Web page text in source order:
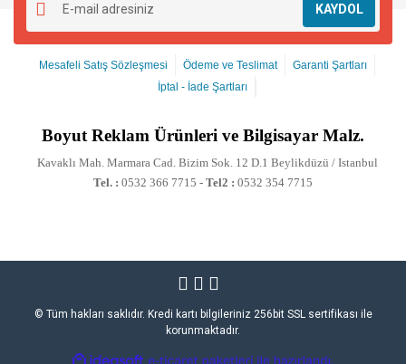
KAYDOL
Mesafeli Satış Sözleşmesi Ödeme ve Teslimat
Garanti Şartları
İptal - İade Şartları
Boyut Reklam Ürünleri ve Bilgisayar Malz.
Kavaklı Mah. Marmara Cad. Bizim Sok. 12 D.1 Beylikdüzü / Istanbul
Tel. : 0532 366 7715 - Tel2 : 0532 354 7715
© Tüm hakları saklıdır. Kredi kartı bilgileriniz 256bit SSL sertifikası ile
korunmaktadır.
ideasoft e-